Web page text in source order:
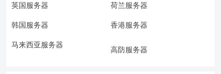
英国服务器 荷兰服务器
韩国服务器 香港服务器
马来西亚服务器
高防服务器